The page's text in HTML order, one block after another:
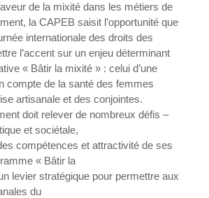
de la mixité dans les métiers de
la CAPEB saisit l’opportunité que
internationale des droits des
l’accent sur un enjeu déterminant
« Bâtir la mixité » : celui d’une
compte de la santé des femmes
artisanale et des conjointes.
doit relever de nombreux défis –
et sociétale,
compétences et attractivité de ses
« Bâtir la
levier stratégique pour permettre aux
du